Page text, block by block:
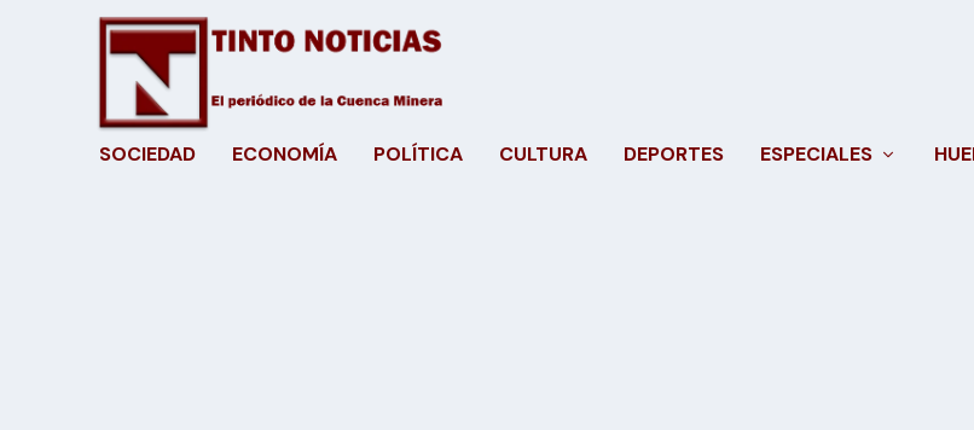
SOCIEDAD ECONOMÍA POLÍTICA CULTURA DEPORTES ESPECIALES